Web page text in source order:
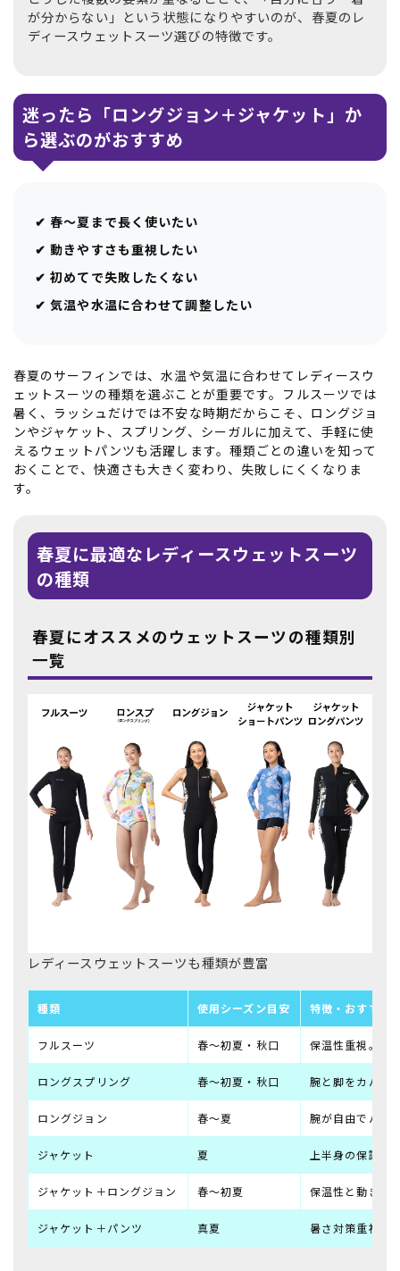
が分からない」という状態になりやすいのが、春夏のレ
ディースウェットスーツ選びの特徴です。
迷ったら「ロングジョン＋ジャケット」か
ら選ぶのがおすすめ
✔ 春〜夏まで長く使いたい
✔ 動きやすさも重視したい
✔ 初めてで失敗したくない
✔ 気温や水温に合わせて調整したい
春夏のサーフィンでは、水温や気温に合わせてレディースウ
ェットスーツの種類を選ぶことが重要です。フルスーツでは
暑く、ラッシュだけでは不安な時期だからこそ、ロングジョ
ンやジャケット、スプリング、シーガルに加えて、手軽に使
えるウェットパンツも活躍します。種類ごとの違いを知って
おくことで、快適さも大きく変わり、失敗しにくくなりま
す。
春夏に最適なレディースウェットスーツ
の種類
春夏にオススメのウェットスーツの種類別
一覧
レディースウェットスーツも種類が豊富
種類 使用シーズン目安 特徴・おすすめ
フルスーツ 春〜初夏・秋口 保温性重視。水
ロングスプリング 春〜初夏・秋口 腕と脚をカバー
ロングジョン 春〜夏 腕が自由でパド
ジャケット 夏 上半身の保護・
ジャケット＋ロングジョン 春〜初夏 保温性と動きや
ジャケット＋パンツ 真夏 暑さ対策重視。